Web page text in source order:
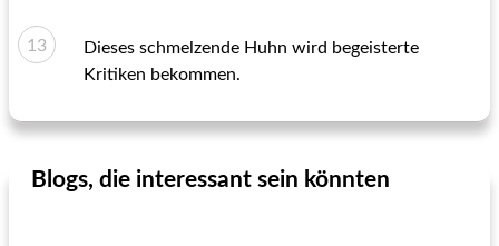
Dieses schmelzende Huhn wird begeisterte
Kritiken bekommen.
Blogs, die interessant sein könnten